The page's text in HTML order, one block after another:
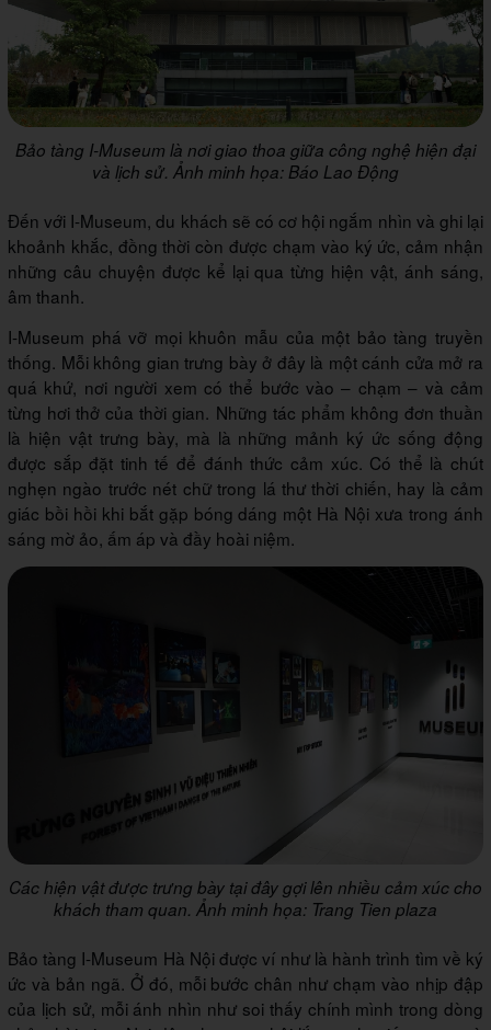
Bảo tàng I-Museum là nơi giao thoa giữa công nghệ hiện đại
và lịch sử. Ảnh minh họa: Báo Lao Động
Đến với I-Museum, du khách sẽ có cơ hội ngắm nhìn và ghi lại
khoảnh khắc, đồng thời còn được chạm vào ký ức, cảm nhận
những câu chuyện được kể lại qua từng hiện vật, ánh sáng,
âm thanh.
I-Museum phá vỡ mọi khuôn mẫu của một bảo tàng truyền
thống. Mỗi không gian trưng bày ở đây là một cánh cửa mở ra
quá khứ, nơi người xem có thể bước vào – chạm – và cảm
từng hơi thở của thời gian. Những tác phẩm không đơn thuần
là hiện vật trưng bày, mà là những mảnh ký ức sống động
được sắp đặt tinh tế để đánh thức cảm xúc. Có thể là chút
nghẹn ngào trước nét chữ trong lá thư thời chiến, hay là cảm
giác bồi hồi khi bắt gặp bóng dáng một Hà Nội xưa trong ánh
sáng mờ ảo, ấm áp và đầy hoài niệm.
Các hiện vật được trưng bày tại đây gợi lên nhiều cảm xúc cho
khách tham quan. Ảnh minh họa: Trang Tien plaza
Bảo tàng I-Museum Hà Nội được ví như là hành trình tìm về ký
ức và bản ngã. Ở đó, mỗi bước chân như chạm vào nhịp đập
của lịch sử, mỗi ánh nhìn như soi thấy chính mình trong dòng